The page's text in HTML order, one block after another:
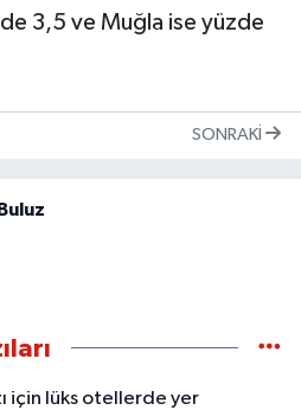
3,5 ve Muğla ise yüzde
SONRAKI
için lüks otellerde yer